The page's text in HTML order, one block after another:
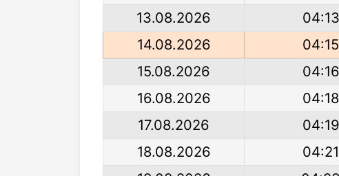
13.08.2026
04:13
14.08.2026
04:15
15.08.2026
04:16
16.08.2026
04:18
17.08.2026
04:19
18.08.2026
04:21